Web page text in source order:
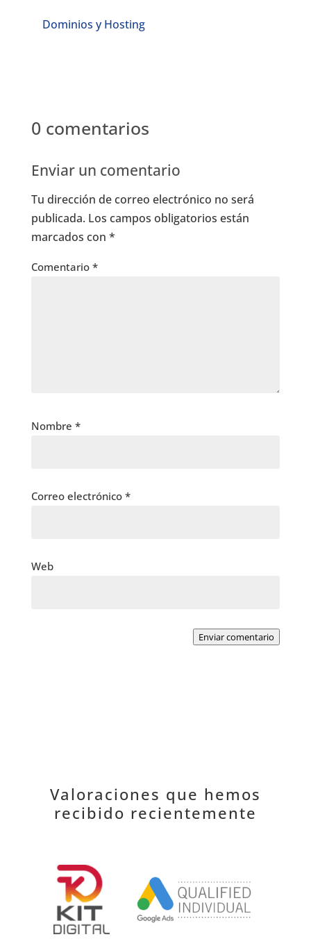
Dominios y Hosting
0 comentarios
Enviar un comentario
Tu dirección de correo electrónico no será
publicada. Los campos obligatorios están
marcados con *
Comentario *
Nombre *
Correo electrónico *
Web
Enviar comentario
Valoraciones que hemos
recibido recientemente